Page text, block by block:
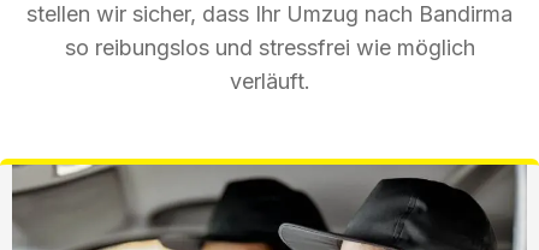
stellen wir sicher, dass Ihr Umzug nach Bandirma
so reibungslos und stressfrei wie möglich
verläuft.